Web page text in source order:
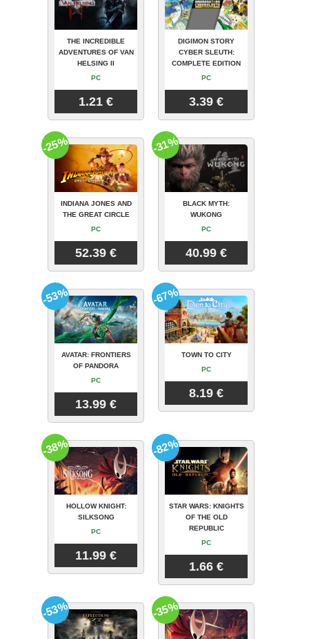
THE INCREDIBLE
ADVENTURES OF VAN
HELSING II
PC
1.21 €
DIGIMON STORY
CYBER SLEUTH:
COMPLETE EDITION
PC
3.39 €
INDIANA JONES AND
THE GREAT CIRCLE
PC
52.39 €
-25%
BLACK MYTH:
WUKONG
PC
40.99 €
-31%
AVATAR: FRONTIERS
OF PANDORA
PC
13.99 €
-53%
TOWN TO CITY
PC
8.19 €
-67%
HOLLOW KNIGHT:
SILKSONG
PC
11.99 €
-38%
STAR WARS: KNIGHTS
OF THE OLD
REPUBLIC
PC
1.66 €
-82%
-53% -35%